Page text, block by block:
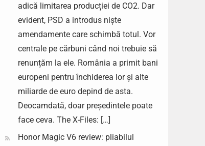
adică limitarea producției de CO2. Dar
evident, PSD a introdus niște
amendamente care schimbă totul. Vor
centrale pe cărbuni când noi trebuie să
renunțăm la ele. România a primit bani
europeni pentru închiderea lor și alte
miliarde de euro depind de asta.
Deocamdată, doar președintele poate
face ceva. The X-Files: […]
Honor Magic V6 review: pliabilul